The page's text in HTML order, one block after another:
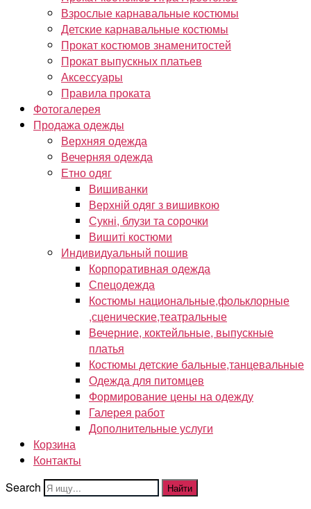
Взрослые карнавальные костюмы
Детские карнавальные костюмы
Прокат костюмов знаменитостей
Прокат выпускных платьев
Аксессуары
Правила проката
Фотогалерея
Продажа одежды
Верхняя одежда
Вечерняя одежда
Етно одяг
Вишиванки
Верхній одяг з вишивкою
Сукні, блузи та сорочки
Вишиті костюми
Индивидуальный пошив
Корпоративная одежда
Спецодежда
Костюмы национальные,фольклорные
,сценические,театральные
Вечерние, коктейльные, выпускные
платья
Костюмы детские бальные,танцевальные
Одежда для питомцев
Формирование цены на одежду
Галерея работ
Дополнительные услуги
Корзина
Контакты
Search
Найти